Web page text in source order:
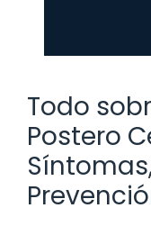
Todo
Postero